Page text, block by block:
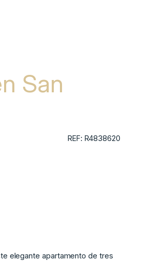
San
REF: R4838620
elegante apartamento de tres